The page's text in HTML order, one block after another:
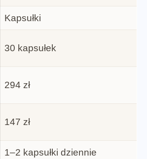
Kapsułki
30 kapsułek
294 zł
147 zł
1–2 kapsułki dziennie